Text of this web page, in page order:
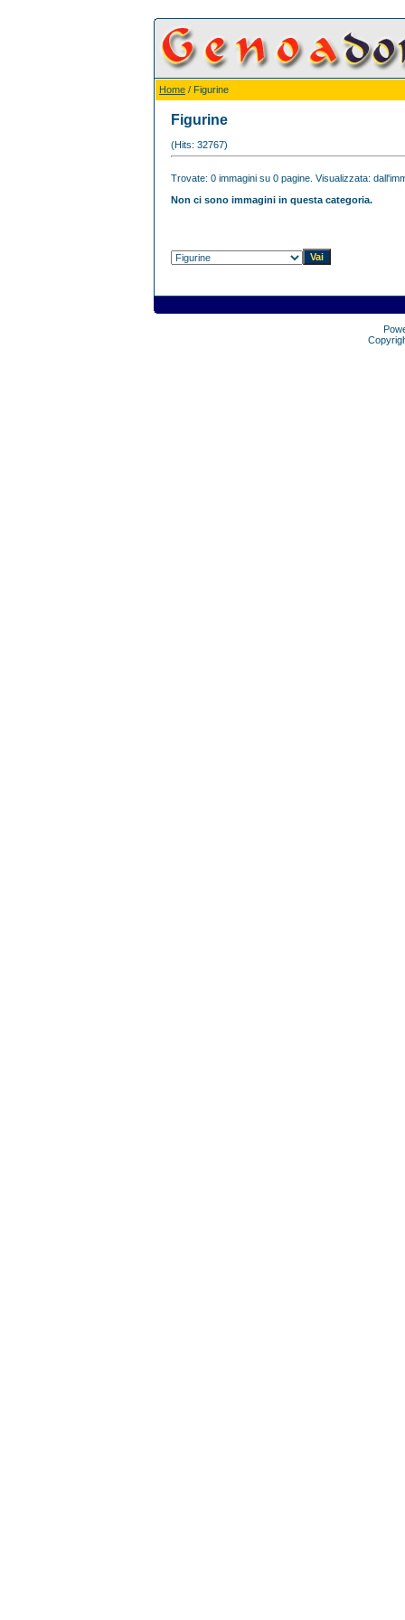
Home / Figurine
Figurine
(Hits: 32767)
Trovate: 0 immagini su 0 pagine. Visualizzata:
Non ci sono immagini in questa categoria.